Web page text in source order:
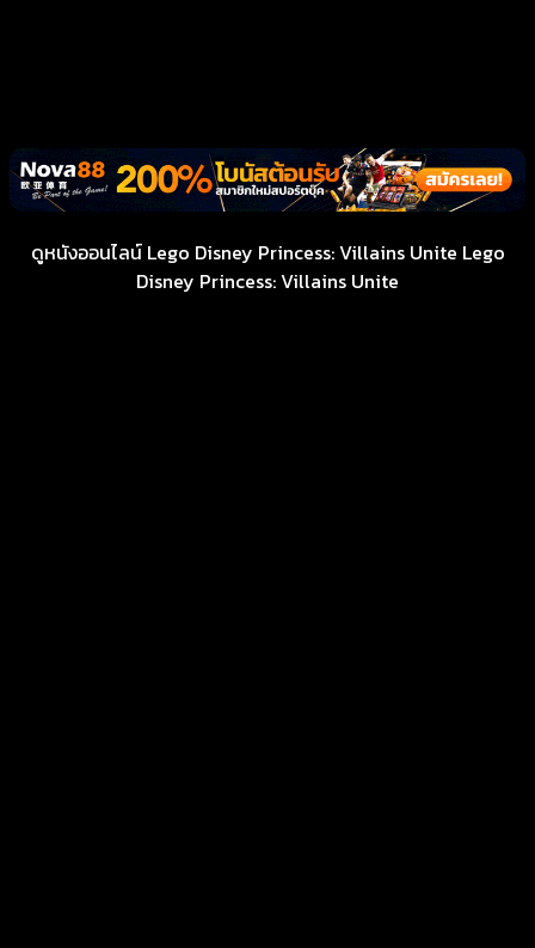
ดูหนังออนไลน์ Lego Disney Princess: Villains Unite Lego
Disney Princess: Villains Unite